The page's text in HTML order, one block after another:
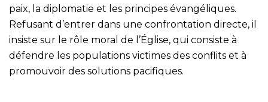
paix, la diplomatie et les principes évangéliques.
Refusant d’entrer dans une confrontation directe, il
insiste sur le rôle moral de l’Église, qui consiste à
défendre les populations victimes des conflits et à
promouvoir des solutions pacifiques.